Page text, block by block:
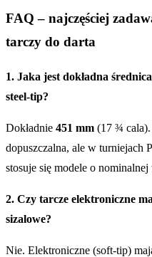
FAQ – najczęściej
tarczy do darta
1. Jaka jest dokładna
steel-tip?
Dokładnie 451 mm (17 ¾ cala).
dopuszczalna, ale w turniejach
stosuje się modele o
2. Czy tarcze elektroniczne
sizalowe?
Nie. Elektroniczne (soft-tip)